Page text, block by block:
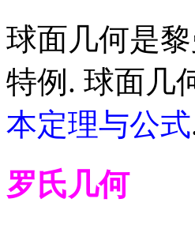
球面几何是
特例. 球面几
本定理与公式
罗氏几何